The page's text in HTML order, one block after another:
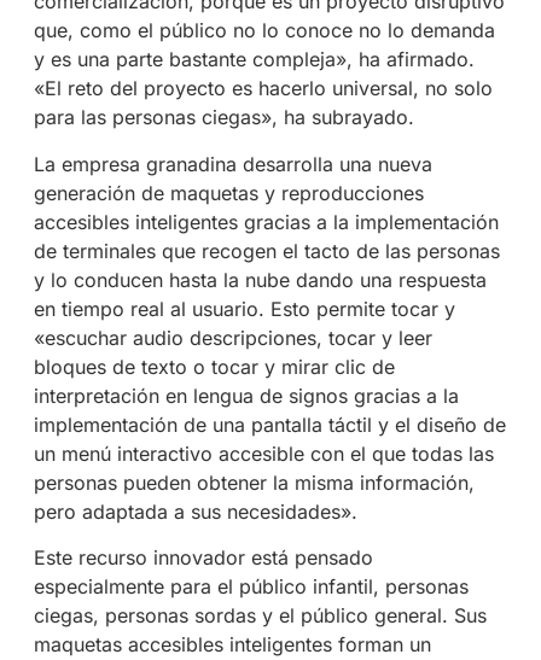
que, como el público no lo conoce no lo demanda
y es una parte bastante compleja», ha afirmado.
«El reto del proyecto es hacerlo universal, no solo
para las personas ciegas», ha subrayado.
La empresa granadina desarrolla una nueva
generación de maquetas y reproducciones
accesibles inteligentes gracias a la implementación
de terminales que recogen el tacto de las personas
y lo conducen hasta la nube dando una respuesta
en tiempo real al usuario. Esto permite tocar y
«escuchar audio descripciones, tocar y leer
bloques de texto o tocar y mirar clic de
interpretación en lengua de signos gracias a la
implementación de una pantalla táctil y el diseño de
un menú interactivo accesible con el que todas las
personas pueden obtener la misma información,
pero adaptada a sus necesidades».
Este recurso innovador está pensado
especialmente para el público infantil, personas
ciegas, personas sordas y el público general. Sus
maquetas accesibles inteligentes forman un